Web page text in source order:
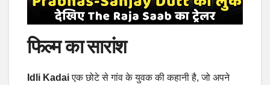
फिल्म का सारांश
Idli Kadaiएक छोटे से गांव के युवक की कहानी है, जो अपने